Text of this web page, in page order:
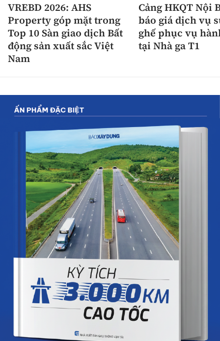
VREBD 2026: AHS
Property góp mặt trong
Top 10 Sàn giao dịch Bất
động sản xuất sắc Việt
Nam
Cảng HKQT Nội
báo giá dịch vụ
ghế phục vụ
tại Nhà ga T1